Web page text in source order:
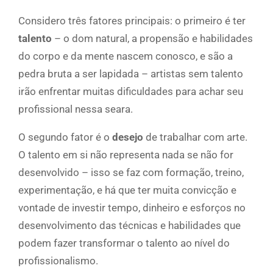
Considero três fatores principais: o primeiro é ter
talento – o dom natural, a propensão e habilidades
do corpo e da mente nascem conosco, e são a
pedra bruta a ser lapidada – artistas sem talento
irão enfrentar muitas dificuldades para achar seu
profissional nessa seara.
O segundo fator é o desejo de trabalhar com arte.
O talento em si não representa nada se não for
desenvolvido – isso se faz com formação, treino,
experimentação, e há que ter muita convicção e
vontade de investir tempo, dinheiro e esforços no
desenvolvimento das técnicas e habilidades que
podem fazer transformar o talento ao nível do
profissionalismo.